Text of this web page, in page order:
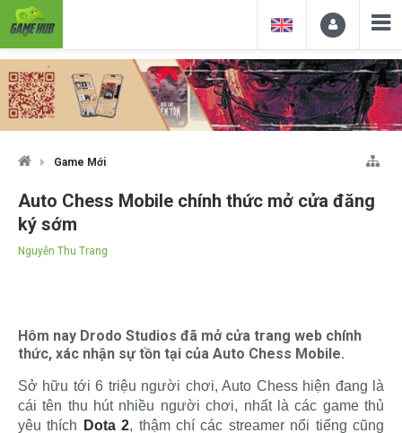
Game Mới
Auto Chess Mobile chính thức mở cửa đăng
ký sớm
Nguyễn Thu Trang
Hôm nay Drodo Studios đã mở cửa trang web chính
thức, xác nhận sự tồn tại của Auto Chess Mobile.
Sở hữu tới 6 triệu người chơi, Auto Chess hiện đang là
cái tên thu hút nhiều người chơi, nhất là các game thủ
yêu thích
Dota 2, thậm chí các streamer nổi tiếng cũng